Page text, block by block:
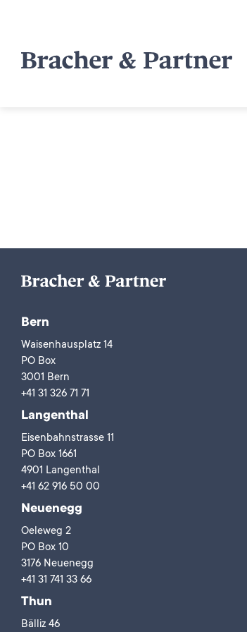
Bern
Waisenhausplatz 14
PO Box
3001 Bern
+41 31 326 71 71
Langenthal
Eisenbahnstrasse 11
PO Box 1661
4901 Langenthal
+41 62 916 50 00
Neuenegg
Oeleweg 2
PO Box 10
3176 Neuenegg
+41 31 741 33 66
Thun
Bälliz 46